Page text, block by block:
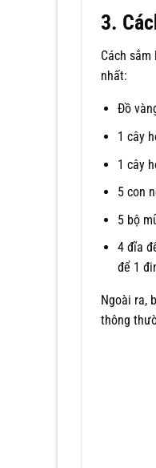
3.
Cách
nhất:
Đồ
1 cây
1 cây
5 con
5 bộ
4 đĩa
để 1
Ngoài ra,
thông